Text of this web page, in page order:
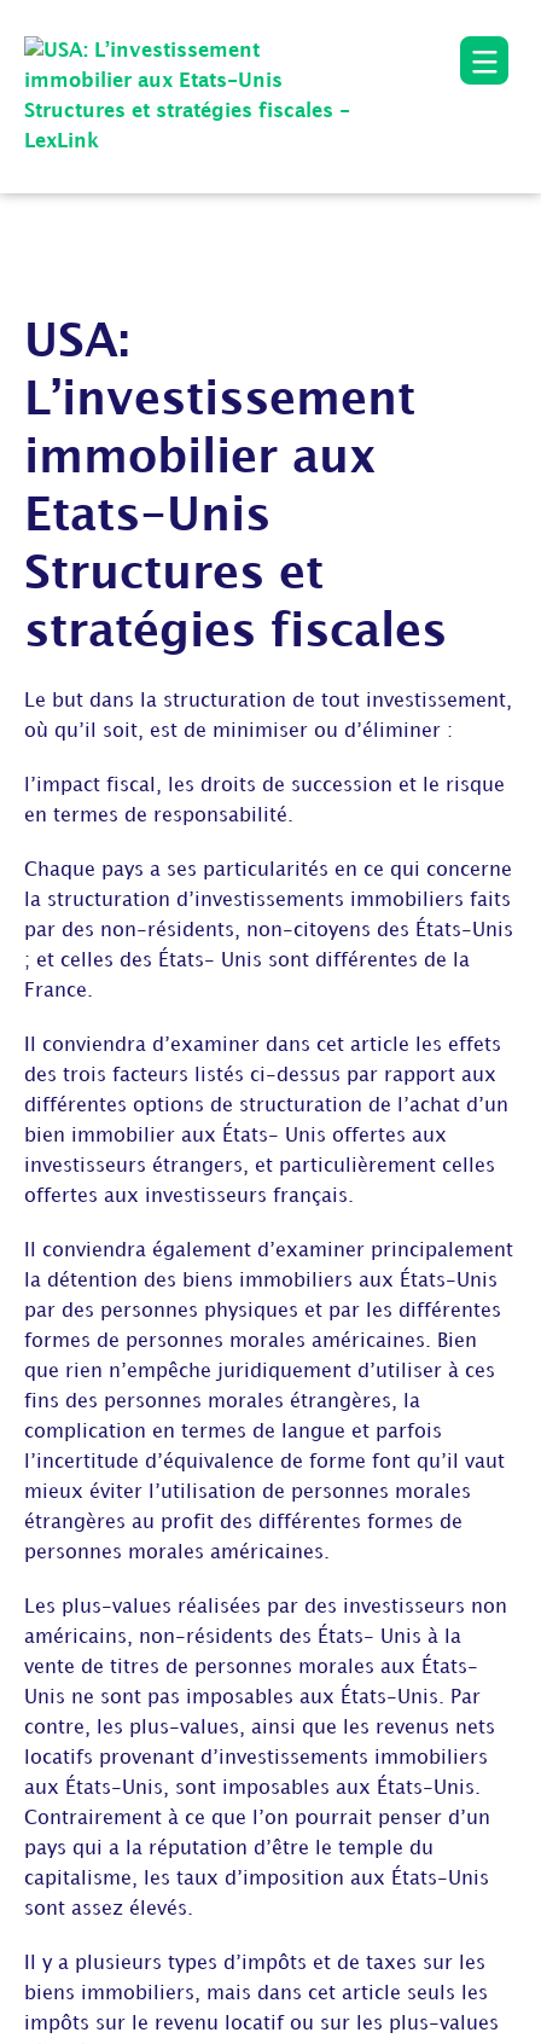
USA:
L’investissement
immobilier aux
Etats-Unis
Structures et
stratégies fiscales
Le but dans la structuration de tout investissement,
où qu’il soit, est de minimiser ou d’éliminer :
l’impact fiscal, les droits de succession et le risque
en termes de responsabilité.
Chaque pays a ses particularités en ce qui concerne
la structuration d’investissements immobiliers faits
par des non-résidents, non-citoyens des États-Unis
; et celles des États- Unis sont différentes de la
France.
Il conviendra d’examiner dans cet article les effets
des trois facteurs listés ci-dessus par rapport aux
différentes options de structuration de l’achat d’un
bien immobilier aux États- Unis offertes aux
investisseurs étrangers, et particulièrement celles
offertes aux investisseurs français.
Il conviendra également d’examiner principalement
la détention des biens immobiliers aux États-Unis
par des personnes physiques et par les différentes
formes de personnes morales américaines. Bien
que rien n’empêche juridiquement d’utiliser à ces
fins des personnes morales étrangères, la
complication en termes de langue et parfois
l’incertitude d’équivalence de forme font qu’il vaut
mieux éviter l’utilisation de personnes morales
étrangères au profit des différentes formes de
personnes morales américaines.
Les plus-values réalisées par des investisseurs non
américains, non-résidents des États- Unis à la
vente de titres de personnes morales aux États-
Unis ne sont pas imposables aux États-Unis. Par
contre, les plus-values, ainsi que les revenus nets
locatifs provenant d’investissements immobiliers
aux États-Unis, sont imposables aux États-Unis.
Contrairement à ce que l’on pourrait penser d’un
pays qui a la réputation d’être le temple du
capitalisme, les taux d’imposition aux États-Unis
sont assez élevés.
Il y a plusieurs types d’impôts et de taxes sur les
biens immobiliers, mais dans cet article seuls les
impôts sur le revenu locatif ou sur les plus-values